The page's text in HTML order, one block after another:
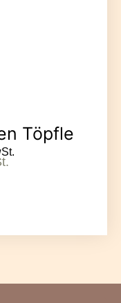
Töpfle